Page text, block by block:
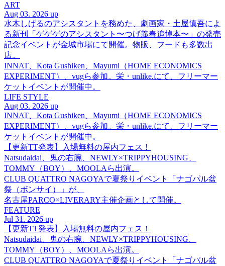
ART
Aug 03. 2026 up
水木しげるのアシスタントを務めた、劇画家・土屋慎吾によ
る新刊「ゲゲゲのアシスタント〜つげ義春追悼本〜」の発売
記念イベントが金城市場にて開催。物販、フードも多数出
店。
INNAT、Kota Gushiken、Mayumi（HOME ECONOMICS
EXPERIMENT）、vugら参加。栄・unlike.にて、フリーマー
ケットイベントが開催中。
LIFE STYLE
Aug 03. 2026 up
INNAT、Kota Gushiken、Mayumi（HOME ECONOMICS
EXPERIMENT）、vugら参加。栄・unlike.にて、フリーマー
ケットイベントが開催中。
【更新TT発表】入場無料の屋内フェス！
Natsudaidai、鬼の右腕、NEWLY×TRIPPYHOUSING、
TOMMY（BOY）、MOOLAら出演。
CLUB QUATTRO NAGOYAで夏祭りイベント「ナゴパル盆
祭（ボンサイ）」が、
名古屋PARCO×LIVERARY主催企画として開催。
FEATURE
Jul 31. 2026 up
【更新TT発表】入場無料の屋内フェス！
Natsudaidai、鬼の右腕、NEWLY×TRIPPYHOUSING、
TOMMY（BOY）、MOOLAら出演。
CLUB QUATTRO NAGOYAで夏祭りイベント「ナゴパル盆